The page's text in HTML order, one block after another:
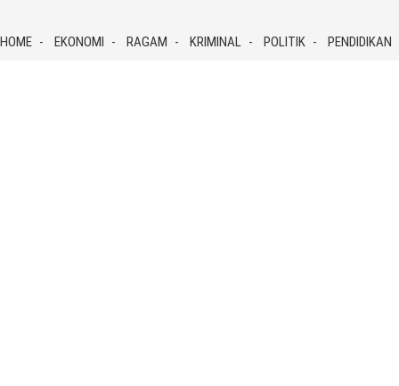
content
HOME EKONOMI RAGAM KRIMINAL POLITIK PENDIDIKAN